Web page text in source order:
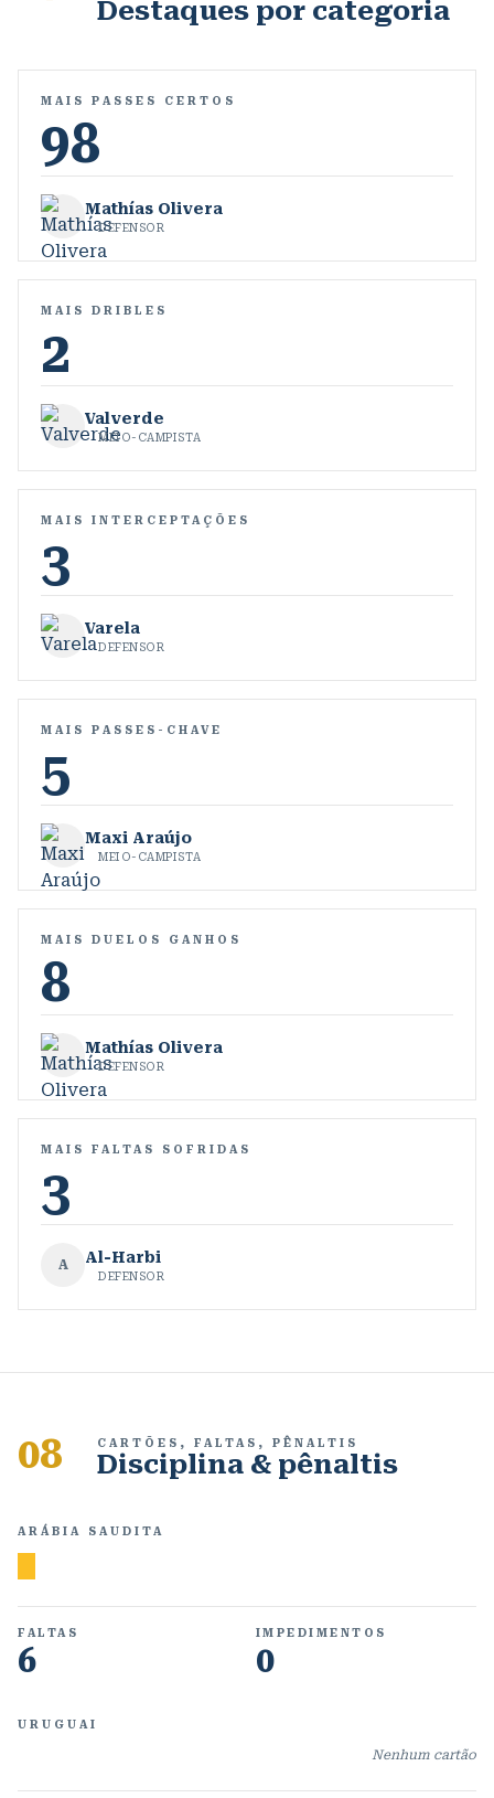
Destaques por categoria
MAIS PASSES CERTOS
98
Mathías Olivera
DEFENSOR
MAIS DRIBLES
2
Valverde
MEIO-CAMPISTA
MAIS INTERCEPTAÇÕES
3
Varela
DEFENSOR
MAIS PASSES-CHAVE
5
Maxi Araújo
MEIO-CAMPISTA
MAIS DUELOS GANHOS
8
Mathías Olivera
DEFENSOR
MAIS FALTAS SOFRIDAS
3
A Al-Harbi
DEFENSOR
08 CARTÕES, FALTAS, PÊNALTIS
Disciplina & pênaltis
ARÁBIA SAUDITA
FALTAS
6
IMPEDIMENTOS
0
URUGUAI
Nenhum cartão